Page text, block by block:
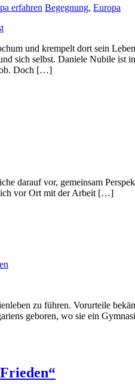
erfahren Begegnung, Europa
und krempelt dort sein
sich selbst. Daniele Nubile ist
Doch […]
darauf vor, gemeinsam
vor Ort mit der Arbeit […]
zu führen. Vorurteile
geboren, wo sie ein